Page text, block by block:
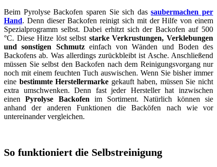
Beim Pyrolyse Backofen sparen Sie sich dassaubermachen per
Hand. Denn dieser Backofen reinigt sich mit der Hilfe von einem
Spezialprogramm selbst. Dabei erhitzt sich der Backofen auf 500
°C. Diese Hitze löst selbst starke Verkrustungen, Verklebungen
und sonstigen Schmutzeinfach von Wänden und Boden des
Backofens ab. Was allerdings zurückbleibt ist Asche. Anschließend
müssen Sie selbst den Backofen nach dem Reinigungsvorgang nur
noch mit einem feuchten Tuch auswischen. Wenn Sie bisher immer
eine bestimmte Herstellermarke gekauft haben, müssen Sie nicht
extra umschwenken. Denn fast jeder Hersteller hat inzwischen
einenPyrolyse Backofen im Sortiment. Natürlich können sie
anhand der anderen Funktionen die Backöfen nach wie vor
untereinander vergleichen.
So funktioniert die Selbstreinigung